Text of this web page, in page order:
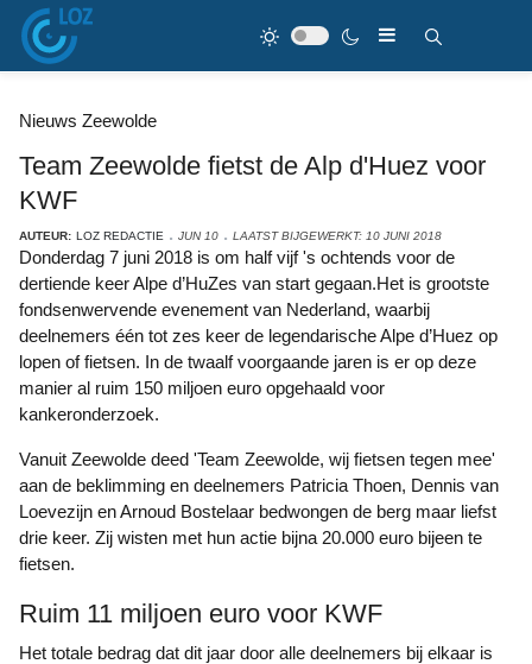
Nieuws Zeewolde
Team Zeewolde fietst de Alp d'Huez voor
KWF
AUTEUR: LOZ REDACTIE JUN 10 LAATST BIJGEWERKT: 10 JUNI 2018
Donderdag 7 juni 2018 is om half vijf 's ochtends voor de
dertiende keer Alpe d’HuZes van start gegaan.Het is grootste
fondsenwervende evenement van Nederland, waarbij
deelnemers één tot zes keer de legendarische Alpe d’Huez op
lopen of fietsen. In de twaalf voorgaande jaren is er op deze
manier al ruim 150 miljoen euro opgehaald voor
kankeronderzoek.
Vanuit Zeewolde deed 'Team Zeewolde, wij fietsen tegen mee'
aan de beklimming en deelnemers Patricia Thoen, Dennis van
Loevezijn en Arnoud Bostelaar bedwongen de berg maar liefst
drie keer. Zij wisten met hun actie bijna 20.000 euro bijeen te
fietsen.
Ruim 11 miljoen euro voor KWF
Het totale bedrag dat dit jaar door alle deelnemers bij elkaar is